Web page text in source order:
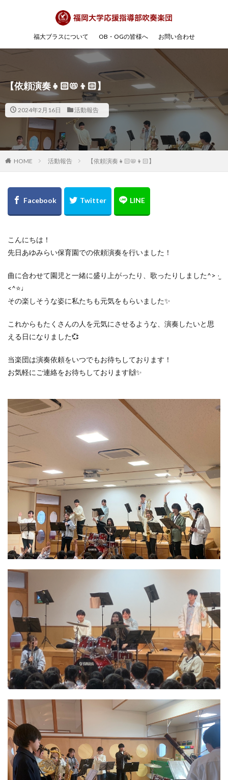
福大ブラスについて OB・OGの皆様へ お問い合わせ
【依頼演奏👧🏻📛👦🏻】
2024年2月16日 活動報告
HOME 活動報告 【依頼演奏👧🏻📛👦🏻】
こんにちは！
先日あゆみらい保育園での依頼演奏を行いました！
曲に合わせて園児と一緒に盛り上がったり、歌ったりしました^> ·̫
<^⭐️♩
その楽しそうな姿に私たちも元気をもらいました✨
これからもたくさんの人を元気にさせるような、演奏したいと思
える日になりました💞
当楽団は演奏依頼をいつでもお待ちしております！
お気軽にご連絡をお待ちしております🙌✨